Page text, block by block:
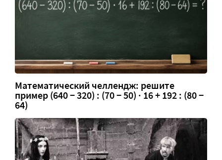
Математический челлендж: решите
пример (640 − 320) : (70 − 50) · 16 + 192 : (80 −
64)